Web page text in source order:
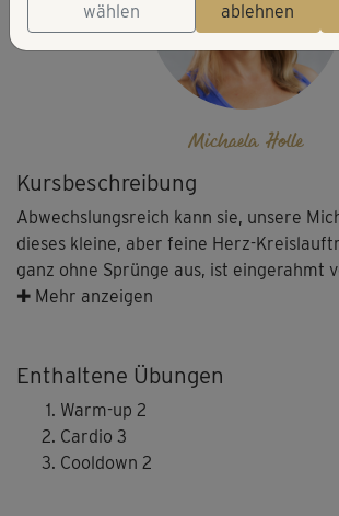
Kursbeschreibung
Abwechslungsreich kann sie, unsere
dieses kleine, aber feine Herz-
ganz ohne Sprünge aus, ist eingerahmt
abschließendem Cooldown – und macht
✚ Mehr anzeigen
Enthaltene Übungen
Warm-up 2
Cardio 3
Cooldown 2
Michaela Holle
wählen
ablehnen